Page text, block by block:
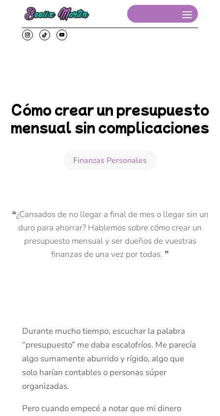
Cómo crear un presupuesto
mensual sin complicaciones
Finanzas Personales
❝¿Cansados de no llegar a final de mes o llegar sin un
duro para ahorrar? Hablemos sobre cómo crear un
presupuesto mensual y ser dueños de vuestras
finanzas de una vez por todas. ❞
Durante mucho tiempo, escuchar la palabra
“presupuesto” me daba escalofríos. Me parecía
algo sumamente aburrido y rígido, algo que
solo harían contables o personas súper
organizadas.
Pero cuando empecé a notar que mi dinero